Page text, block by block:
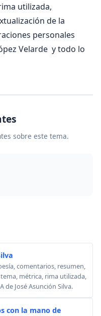
utilizada,
de la
personales
Velarde y todo lo
sobre este tema.
comentarios, resumen,
métrica, rima utilizada,
de José Asunción Silva.
con la mano de